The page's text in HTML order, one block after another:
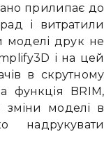
прилипає до
і витратили
моделі друк не
і на цей
в скрутному
функція BRIM,
зміни моделі в
надрукувати
швидко